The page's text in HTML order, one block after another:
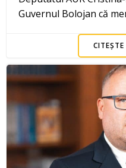
Guvernul Bolojan că